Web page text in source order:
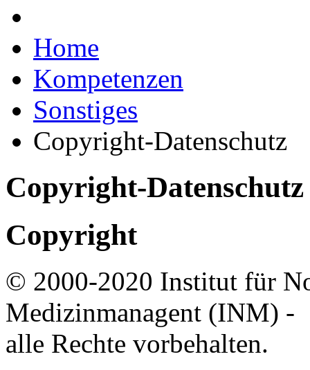
Home
Kompetenzen
Sonstiges
Copyright-Datenschutz
Copyright-Datenschutz
Copyright
© 2000-2020 Institut für
Medizinmanagent (INM) -
alle Rechte vorbehalten.